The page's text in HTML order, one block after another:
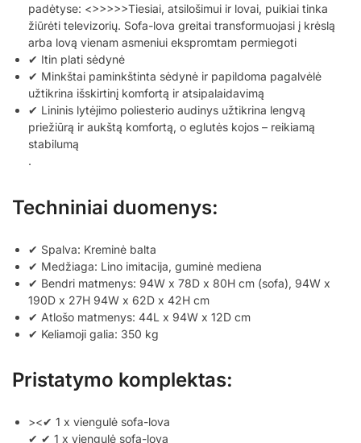
padėtyse: <>>>>>Tiesiai, atsilošimui ir lovai, puikiai tinka
žiūrėti televizorių. Sofa-lova greitai transformuojasi į krėslą
arba lovą vienam asmeniui ekspromtam permiegoti
✔ Itin plati sėdynė
✔ Minkštai paminkštinta sėdynė ir papildoma pagalvėlė
užtikrina išskirtinį komfortą ir atsipalaidavimą
✔ Lininis lytėjimo poliesterio audinys užtikrina lengvą
priežiūrą ir aukštą komfortą, o eglutės kojos – reikiamą
stabilumą
.
Techniniai duomenys:
✔ Spalva: Kreminė balta
✔ Medžiaga: Lino imitacija, guminė mediena
✔ Bendri matmenys: 94W x 78D x 80H cm (sofa), 94W x
190D x 27H 94W x 62D x 42H cm
✔ Atlošo matmenys: 44L x 94W x 12D cm
✔ Keliamoji galia: 350 kg
Pristatymo komplektas:
><✔ 1 x viengulė sofa-lova
✔ ✔ 1 x viengulė sofa-lova